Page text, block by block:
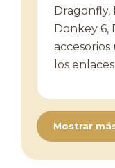
Donkey 6,
los
Mostrar